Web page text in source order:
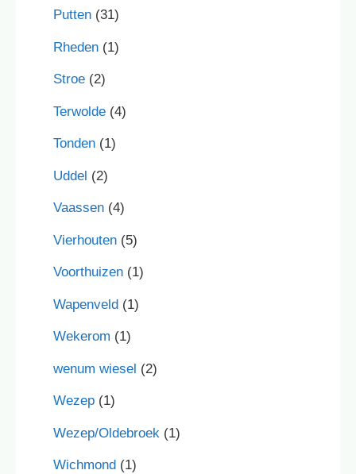
Putten (31)
Rheden (1)
Stroe (2)
Terwolde (4)
Tonden (1)
Uddel (2)
Vaassen (4)
Vierhouten (5)
Voorthuizen (1)
Wapenveld (1)
Wekerom (1)
wenum wiesel (2)
Wezep (1)
Wezep/Oldebroek (1)
Wichmond (1)